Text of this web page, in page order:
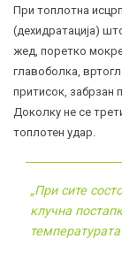
При топлотна
(дехидратација)
жед, поретко
главоболка,
притисок, забрзан
Доколку не се
топлотен удар.
„При сите
клучна